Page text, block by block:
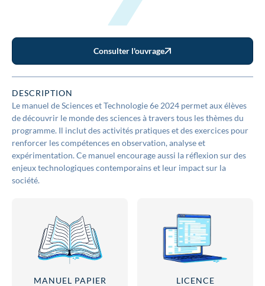
Consulter l'ouvrage
DESCRIPTION
Le manuel de Sciences et Technologie 6e 2024 permet aux élèves
de découvrir le monde des sciences à travers tous les thèmes du
programme. Il inclut des activités pratiques et des exercices pour
renforcer les compétences en observation, analyse et
expérimentation. Ce manuel encourage aussi la réflexion sur des
enjeux technologiques contemporains et leur impact sur la
société.
MANUEL PAPIER
LICENCE